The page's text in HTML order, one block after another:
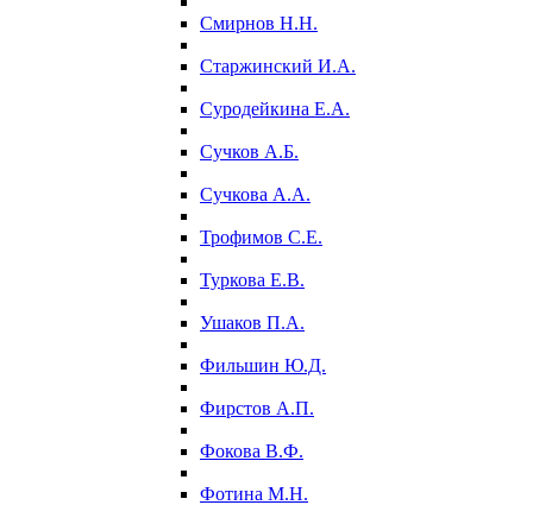
Смирнов Н.Н.
Старжинский И.А.
Суродейкина Е.А.
Сучков А.Б.
Сучкова А.А.
Трофимов С.Е.
Туркова Е.В.
Ушаков П.А.
Фильшин Ю.Д.
Фирстов А.П.
Фокова В.Ф.
Фотина М.Н.